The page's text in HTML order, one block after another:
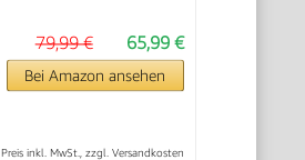
65,99 €
79,99 €
Bei Amazon ansehen
Preis inkl. MwSt., zzgl. Versandkosten